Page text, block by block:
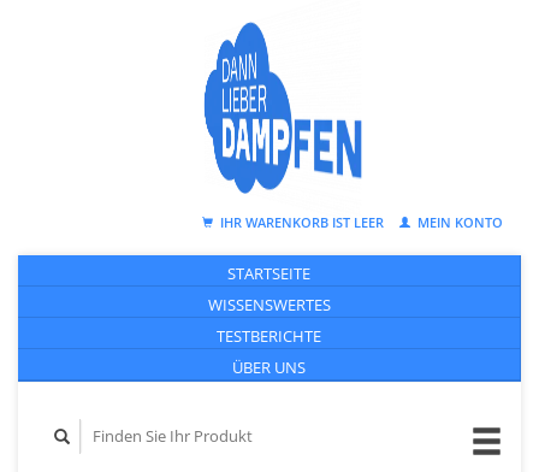
IHR WARENKORB IST LEER MEIN KONTO
STARTSEITE
WISSENSWERTES
TESTBERICHTE
ÜBER UNS